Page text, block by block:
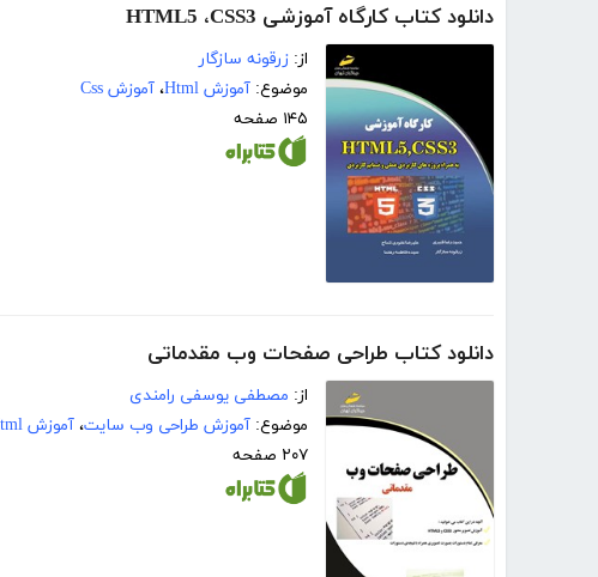
دانلود کتاب کارگاه آموزشی HTML5 ،CSS3
از: زرقونه سازگار
موضوع: آموزش Html ، آموزش Css
۱۴۵ صفحه
دانلود کتاب طراحی صفحات وب مقدماتی
از: مصطفی یوسفی رامندی
موضوع: آموزش طراحی وب سایت، آموزش Html
۲۰۷ صفحه